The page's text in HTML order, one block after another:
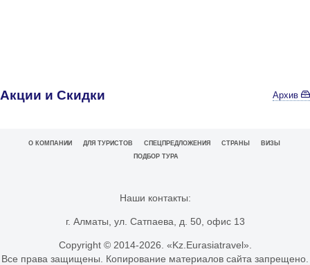
Акции и Скидки Архив
О КОМПАНИИ ДЛЯ ТУРИСТОВ СПЕЦПРЕДЛОЖЕНИЯ СТРАНЫ
ВИЗЫ
ПОДБОР ТУРА
Наши контакты:
г. Алматы, ул. Сатпаева, д. 50, офис 13
Copyright © 2014-2026. «Kz.Eurasiatravel».
Все права защищены. Копирование материалов сайта запрещено.